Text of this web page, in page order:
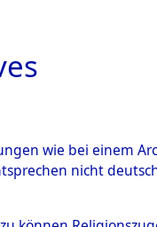
wie bei einem
nicht